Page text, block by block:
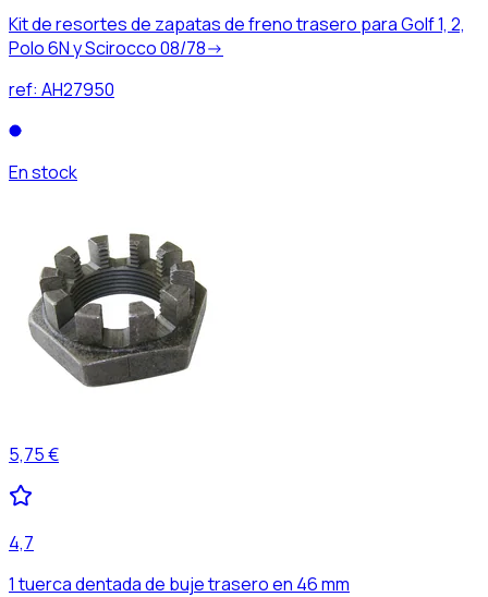
Kit de resortes de zapatas de freno trasero para Golf 1, 2,
Polo 6N y Scirocco 08/78->
ref: AH27950
En stock
5,75 €
4,7
1 tuerca dentada de buje trasero en 46 mm